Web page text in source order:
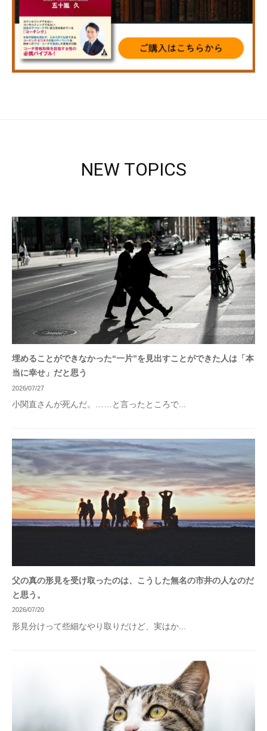
NEW TOPICS
埋めることができなかった“一片”を見出すことができた人は「本
当に幸せ」だと思う
2026/07/27
小関直さんが死んだ。……と言ったところで...
父の真の形見を受け取ったのは、こうした無名の市井の人なのだ
と思う。
2026/07/20
形見分けって些細なやり取りだけど、実はか...